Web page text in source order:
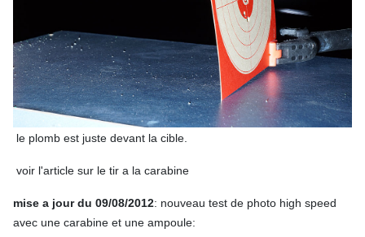
le plomb est juste devant la cible.
voir l'article sur le tir a la carabine
mise a jour du 09/08/2012: nouveau test de photo high speed
avec une carabine et une ampoule: